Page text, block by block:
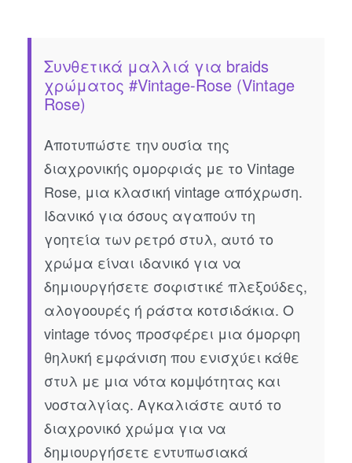
Συνθετικά μαλλιά για braids
χρώματος #Vintage-Rose (Vintage
Rose)
Αποτυπώστε την ουσία της
διαχρονικής ομορφιάς με το Vintage
Rose, μια κλασική vintage απόχρωση.
Ιδανικό για όσους αγαπούν τη
γοητεία των ρετρό στυλ, αυτό το
χρώμα είναι ιδανικό για να
δημιουργήσετε σοφιστικέ πλεξούδες,
αλογοουρές ή ράστα κοτσιδάκια. Ο
vintage τόνος προσφέρει μια όμορφη
θηλυκή εμφάνιση που ενισχύει κάθε
στυλ με μια νότα κομψότητας και
νοσταλγίας. Αγκαλιάστε αυτό το
διαχρονικό χρώμα για να
δημιουργήσετε εντυπωσιακά